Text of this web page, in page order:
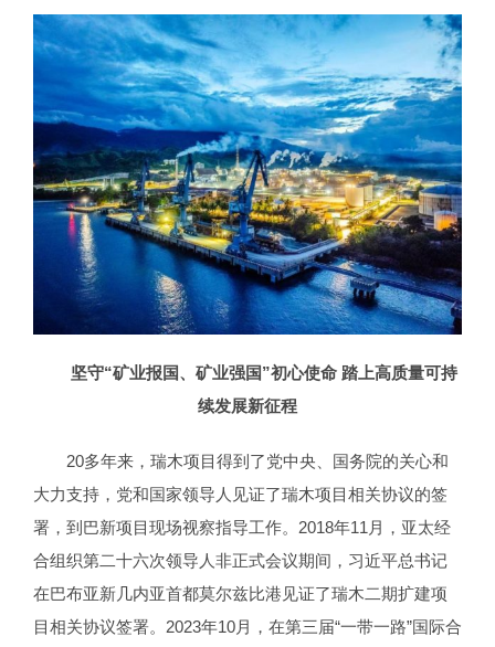
坚守“矿业报国、矿业强国”初心使命 踏上高质量可持
续发展新征程
20多年来，瑞木项目得到了党中央、国务院的关心和
大力支持，党和国家领导人见证了瑞木项目相关协议的签
署，到巴新项目现场视察指导工作。2018年11月，亚太经
合组织第二十六次领导人非正式会议期间，习近平总书记
在巴布亚新几内亚首都莫尔兹比港见证了瑞木二期扩建项
目相关协议签署。2023年10月，在第三届“一带一路”国际合